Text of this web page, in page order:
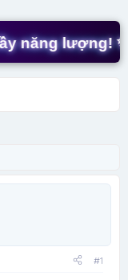
lượng! ✨
#1